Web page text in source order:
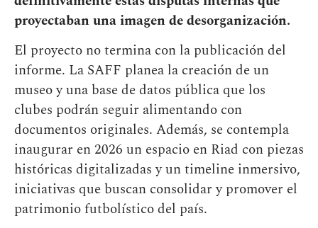
proyectaban una imagen de desorganización.
El proyecto no termina con la publicación del
informe. La SAFF planea la creación de un
museo y una base de datos pública que los
clubes podrán seguir alimentando con
documentos originales. Además, se contempla
inaugurar en 2026 un espacio en Riad con piezas
históricas digitalizadas y un timeline inmersivo,
iniciativas que buscan consolidar y promover el
patrimonio futbolístico del país.